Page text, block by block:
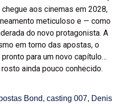
aos cinemas em 2028,
meticuloso e — como
do novo protagonista. A
em torno das apostas, o
para um novo capítulo…
ainda pouco conhecido.
Bond, casting 007, Denis